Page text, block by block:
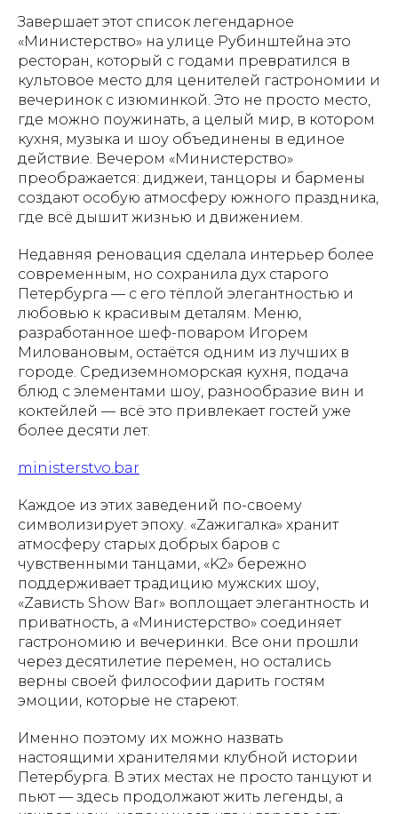
Завершает этот список легендарное
«Министерство» на улице Рубинштейна это
ресторан, который с годами превратился в
культовое место для ценителей гастрономии и
вечеринок с изюминкой. Это не просто место,
где можно поужинать, а целый мир, в котором
кухня, музыка и шоу объединены в единое
действие. Вечером «Министерство»
преображается: диджеи, танцоры и бармены
создают особую атмосферу южного праздника,
где всё дышит жизнью и движением.
Недавняя реновация сделала интерьер более
современным, но сохранила дух старого
Петербурга — с его тёплой элегантностью и
любовью к красивым деталям. Меню,
разработанное шеф-поваром Игорем
Миловановым, остаётся одним из лучших в
городе. Средиземноморская кухня, подача
блюд с элементами шоу, разнообразие вин и
коктейлей — всё это привлекает гостей уже
более десяти лет.
ministerstvo.bar
Каждое из этих заведений по-своему
символизирует эпоху. «Zажигалка» хранит
атмосферу старых добрых баров с
чувственными танцами, «K2» бережно
поддерживает традицию мужских шоу,
«Zависть Show Bar» воплощает элегантность и
приватность, а «Министерство» соединяет
гастрономию и вечеринки. Все они прошли
через десятилетие перемен, но остались
верны своей философии дарить гостям
эмоции, которые не стареют.
Именно поэтому их можно назвать
настоящими хранителями клубной истории
Петербурга. В этих местах не просто танцуют и
пьют — здесь продолжают жить легенды, а